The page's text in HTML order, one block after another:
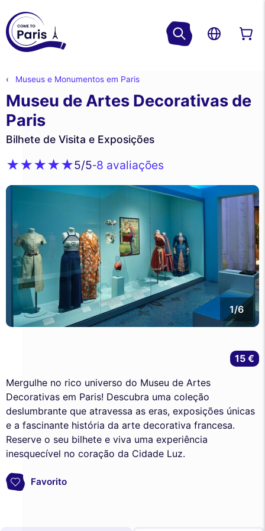
Museus e Monumentos em Paris
Museu de Artes Decorativas de
Paris
Bilhete de Visita e Exposições
5/5-8 avaliações
1/6
Mergulhe no rico universo do Museu de Artes
Decorativas em Paris! Descubra uma coleção
deslumbrante que atravessa as eras, exposições únicas
e a fascinante história da arte decorativa francesa.
Reserve o seu bilhete e viva uma experiência
inesquecível no coração da Cidade Luz.
Favorito
15 €